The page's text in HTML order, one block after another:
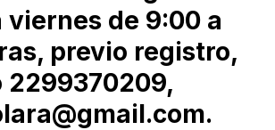
viernes de 9:00 a
previo registro,